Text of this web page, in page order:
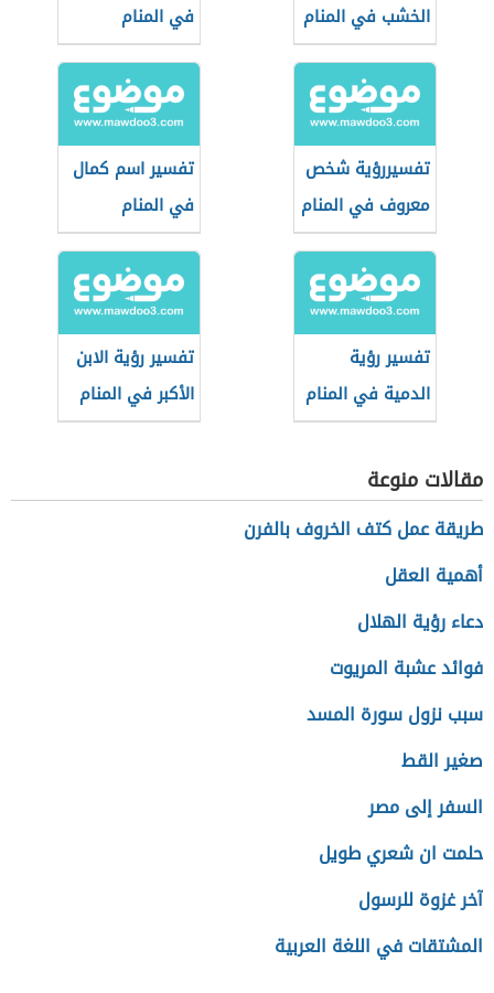
الخشب في المنام
في المنام
تفسيررؤية شخص
معروف في المنام
تفسير اسم كمال
في المنام
تفسير رؤية
الدمية في المنام
تفسير رؤية الابن
الأكبر في المنام
مقالات منوعة
طريقة عمل كتف الخروف بالفرن
أهمية العقل
دعاء رؤية الهلال
فوائد عشبة المريوت
سبب نزول سورة المسد
صغير القط
السفر إلى مصر
حلمت ان شعري طويل
آخر غزوة للرسول
المشتقات في اللغة العربية